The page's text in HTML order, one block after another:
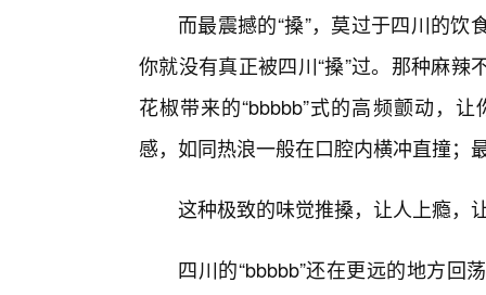
而最震撼的“搡”，莫过于四川的
你就没有真正被四川“搡”过。那种麻
花椒带来的“bbbbb”式的高频颤动，
感，如同热浪一般在口腔内横冲直撞；
这种极致的味觉推搡，让人上瘾，
四川的“bbbbb”还在更远的地方回